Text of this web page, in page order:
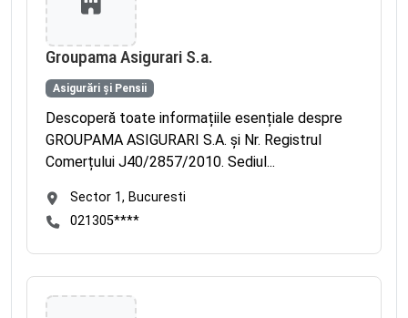
Groupama Asigurari S.a.
Asigurări și Pensii
Descoperă toate informațiile esențiale despre
GROUPAMA ASIGURARI S.A. și Nr. Registrul
Comerțului J40/2857/2010. Sediul...
Sector 1, Bucuresti
021305****